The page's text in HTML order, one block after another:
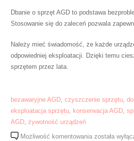
Dbanie o sprzęt AGD to podstawa
Stosowanie się do zaleceń pozwala
Należy mieć świadomość, że każde
odpowiedniej eksploatacji. Dzięki temu
sprzętem przez lata.
bezawaryjne AGD,czyszczenie sprzętu,
eksploatacja sprzętu, konserwacja AGD,
AGD,żywotność urządzeń
Możliwość komentowaniaJak
została